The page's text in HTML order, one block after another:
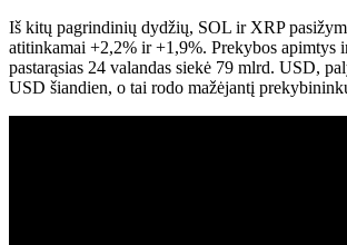
Iš kitų pagrindinių dydžių, SOL ir XRP
atitinkamai +2,2% ir +1,9%. Prekybos apimtys
pastarąsias 24 valandas siekė 79 mlrd. USD,
USD šiandien, o tai rodo mažėjantį